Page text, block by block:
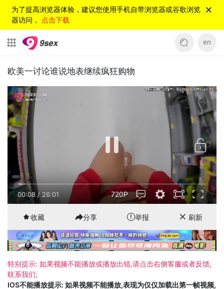
为了提高浏览器体验，建议您使用手机自带浏览器或谷歌浏览
器访问， 点击下载
en
欧美一讨论谁说地表继续疯狂购物
00:08 / 26:01 720P
收藏 分享 举报 刷新
特别提示: 如果视频不能播放或播放出错,请点击右侧客服或者反馈,
联系我们;
IOS不能播放提示: 如果视频不能播放,表现为仅仅加载出第一帧视频,